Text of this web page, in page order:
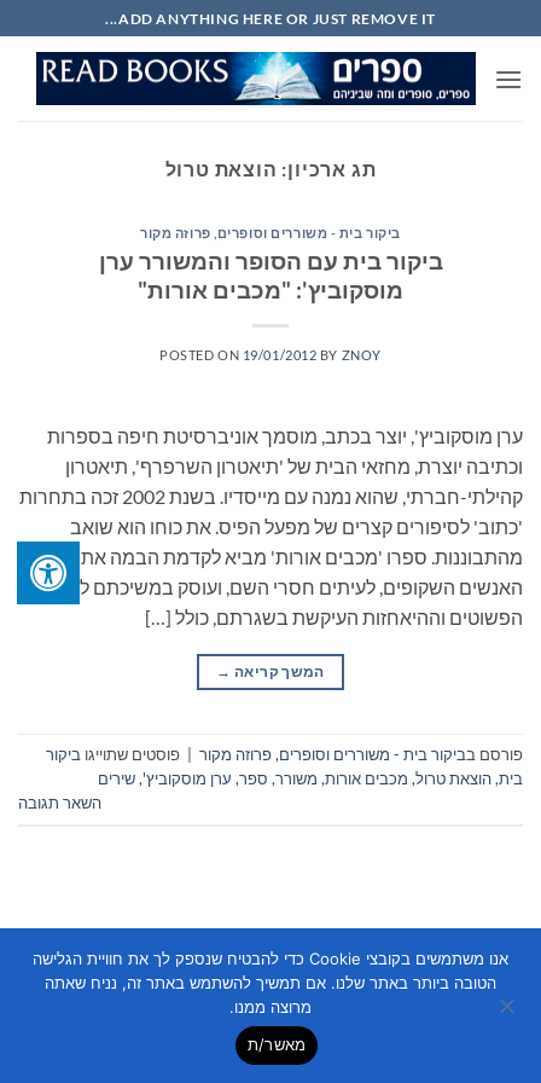
to
content
ADD ANYTHING HERE OR JUST REMOVE IT...
תג ארכיון: הוצאת טרול
ביקור בית - משוררים וסופרים פרוזה מקור
ביקור בית עם הסופר והמשורר ערן
מוסקוביץ': "מכבים אורות"
POSTED ON 19/01/2012 BY ZNOY
ערן מוסקוביץ', יוצר בכתב, מוסמך אוניברסיטת חיפה בספרות
וכתיבה יוצרת, מחזאי הבית של 'תיאטרון השרפרף', תיאטרון
קהילתי-חברתי, שהוא נמנה עם מייסדיו. בשנת 2002 זכה בתחרות
'כתוב' לסיפורים קצרים של מפעל הפיס. את כוחו הוא שואב
מהתבוננות. ספרו 'מכבים אורות' מביא לקדמת הבמה את
האנשים השקופים, לעיתים חסרי השם, ועוסק במשיכתם להרגלים
הפשוטים וההיאחזות העיקשת בשגרתם, כולל […]
המשך קריאה →
פורסם בביקור בית - משוררים וסופרים,פרוזה מקור פוסטים שתוייגו ביקור
בית,הוצאת טרול, מכבים אורות, משורר, ספר, ערן מוסקוביץ',שירים
השאר תגובה
Copyright 2026 ©
אנו משתמשים בקובצי Cookie כדי להבטיח שנספק לך את חוויית הגלישה
הטובה ביותר באתר שלנו. אם תמשיך להשתמש באתר זה, נניח שאתה
מרוצה ממנו.
מאשר/ת